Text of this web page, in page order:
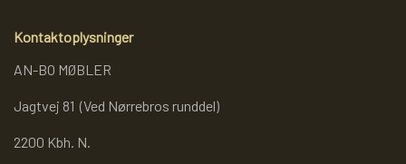
Kontaktoplysninger
AN-BO MØBLER
Jagtvej 81 (Ved Nørrebros runddel)
2200 Kbh. N.